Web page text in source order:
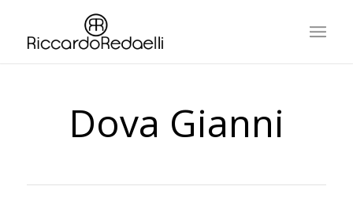
Dova Gianni